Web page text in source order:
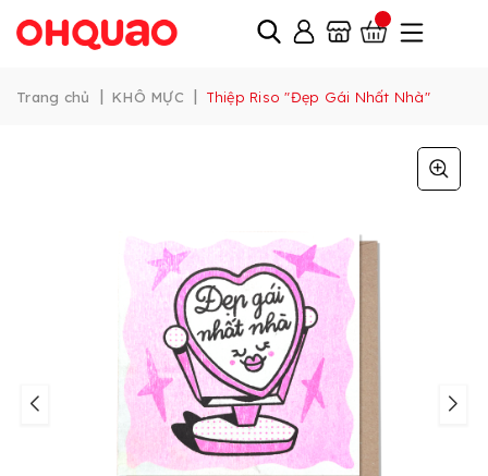
Trang chủ | KHÔ MỰC | Thiệp Riso "Đẹp Gái Nhất Nhà"